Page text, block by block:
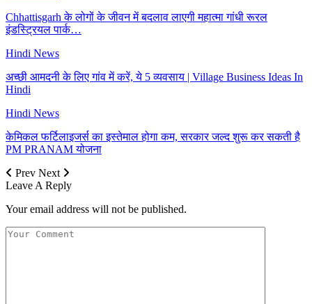
Chhattisgarh के लोगों के जीवन में बदलाव लाएगी महात्मा गांधी रूरल
इंडस्ट्रियल पार्क…
Hindi News
अच्छी आमदनी के लिए गांव में करें, ये 5 व्यवसाय | Village Business Ideas In
Hindi
Hindi News
केमिकल फर्टिलाइजर्स का इस्तेमाल होगा कम, सरकार जल्द शुरू कर सकती है
PM PRANAM योजना
Prev Next
Leave A Reply
Your email address will not be published.